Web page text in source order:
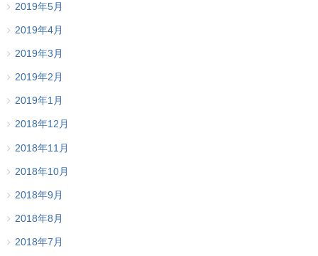
2019年5月
2019年4月
2019年3月
2019年2月
2019年1月
2018年12月
2018年11月
2018年10月
2018年9月
2018年8月
2018年7月